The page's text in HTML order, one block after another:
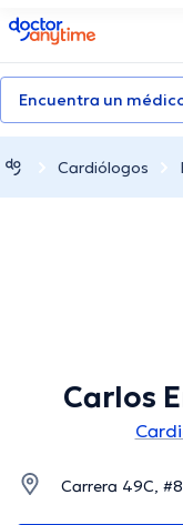
doctoranytime
Encuentra un
Cardiólogos
Carlos
Carrera 49C,